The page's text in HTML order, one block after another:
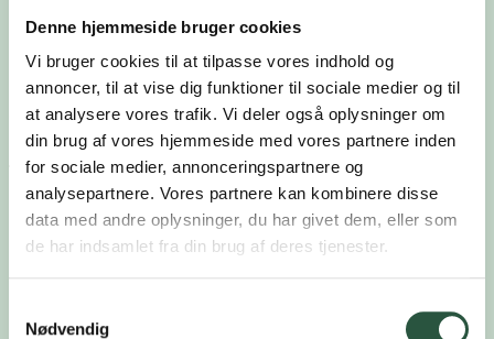
Denne hjemmeside bruger cookies
Vi bruger cookies til at tilpasse vores indhold og
annoncer, til at vise dig funktioner til sociale medier og til
at analysere vores trafik. Vi deler også oplysninger om
din brug af vores hjemmeside med vores partnere inden
for sociale medier, annonceringspartnere og
analysepartnere. Vores partnere kan kombinere disse
data med andre oplysninger, du har givet dem, eller som
de har indsamlet fra din brug af deres tjenester.
Nødvendig
Uddannelse
Socialpædagog
Efteruddannelse og certificering
Cert. LLLI, The Hanen Program®